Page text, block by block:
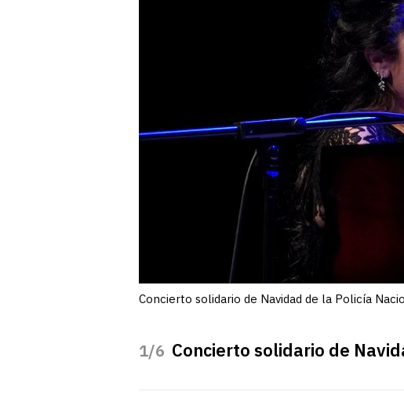
Concierto solidario de Navidad de la Policía
/6 Concierto solidario de